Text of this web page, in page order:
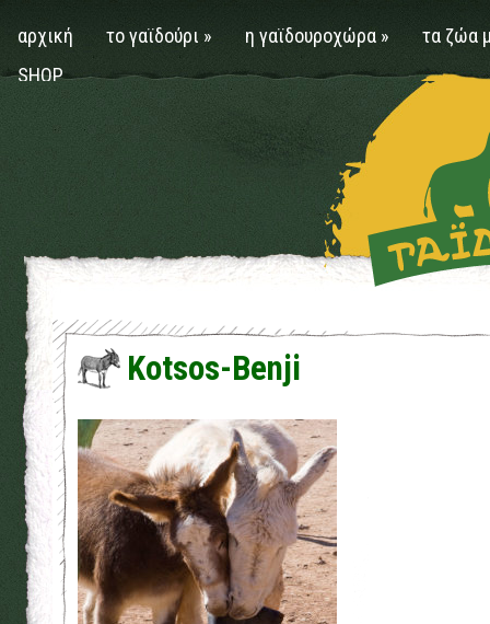
αρχική το γαϊδούρι » η γαϊδουροχώρα »
τα ζώα
SHOP
Kotsos-Benji